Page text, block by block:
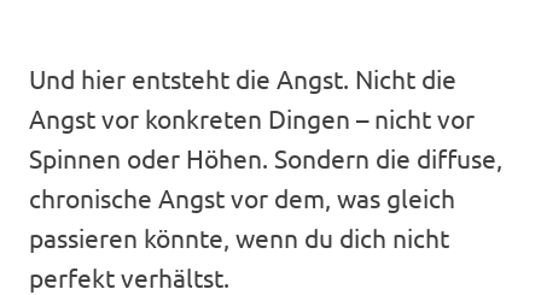
Und hier entsteht die Angst. Nicht die
Angst vor konkreten Dingen – nicht vor
Spinnen oder Höhen. Sondern die diffuse,
chronische Angst vor dem, was gleich
passieren könnte, wenn du dich nicht
perfekt verhältst.